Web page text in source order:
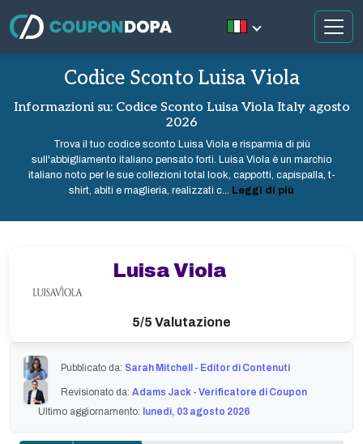
Codice Sconto Luisa Viola
Informazioni su: Codice Sconto Luisa Viola Italy agosto
2026
Trova il tuo codice sconto Luisa Viola e risparmia di più
sull'abbigliamento italiano pensato forti. Luisa Viola è un marchio
italiano noto per le sue collezioni total look, cappotti, capispalla, t-
shirt, abiti e maglieria, realizzati c... Leggi di più
Pubblicato da: Sarah Mitchell - Editor di Contenuti
Revisionato da: Adams Jack - Verificatore di Coupon
Ultimo aggiornamento: lunedì, 03 agosto 2026
Luisa Viola
5/5 Valutazione